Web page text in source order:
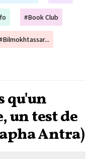
#Book Club
qu'un
un test de
Antra)